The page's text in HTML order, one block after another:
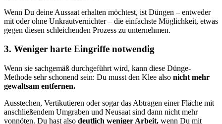
Wenn Du deine Aussaat erhalten möchtest, ist Düngen – entweder
mit oder ohne Unkrautvernichter – die einfachste Möglichkeit, etwas
gegen diesen schleichenden Prozess zu unternehmen.
3. Weniger harte Eingriffe notwendig
Wenn sie sachgemäß durchgeführt wird, kann diese Dünge-
Methode sehr schonend sein: Du musst den Klee also nicht mehr
gewaltsam entfernen.
Ausstechen, Vertikutieren oder sogar das Abtragen einer Fläche mit
anschließendem Umgraben und Neusaat sind dann nicht mehr
vonnöten. Du hast also deutlich weniger Arbeit, wenn Du mit